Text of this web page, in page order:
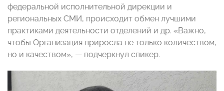
федеральной исполнительной дирекции и
региональных СМИ, происходит обмен лучшими
практиками деятельности отделений и др. «Важно,
чтобы Организация приросла не только количеством,
но и качеством», — подчеркнул спикер.